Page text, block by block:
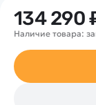
134 290
Наличие товара:
Роботы
Самолеты
Сборные
Детские
Спецтехника
Обзор
Аренда
Покупка в
Оплата и
Помощь
Отследить
Оплата на